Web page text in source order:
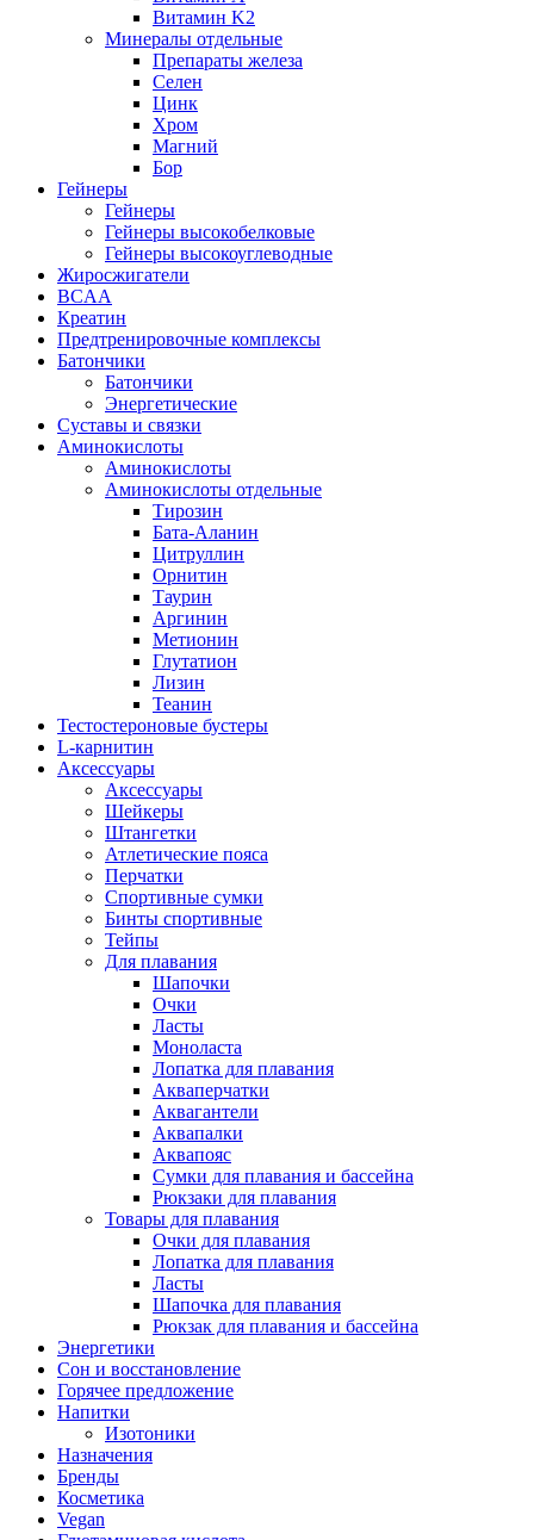
Витамин K2
Минералы отдельные
Препараты железа
Селен
Цинк
Хром
Магний
Бор
Гейнеры
Гейнеры
Гейнеры высокобелковые
Гейнеры высокоуглеводные
Жиросжигатели
BCAA
Креатин
Предтренировочные комплексы
Батончики
Батончики
Энергетические
Суставы и связки
Аминокислоты
Аминокислоты
Аминокислоты отдельные
Тирозин
Бата-Аланин
Цитруллин
Орнитин
Таурин
Аргинин
Метионин
Глутатион
Лизин
Теанин
Тестостероновые бустеры
L-карнитин
Аксессуары
Аксессуары
Шейкеры
Штангетки
Атлетические пояса
Перчатки
Спортивные сумки
Бинты спортивные
Тейпы
Для плавания
Шапочки
Очки
Ласты
Моноласта
Лопатка для плавания
Акваперчатки
Аквагантели
Аквапалки
Аквапояс
Сумки для плавания и бассейна
Рюкзаки для плавания
Товары для плавания
Очки для плавания
Лопатка для плавания
Ласты
Шапочка для плавания
Рюкзак для плавания и бассейна
Энергетики
Сон и восстановление
Горячее предложение
Напитки
Изотоники
Назначения
Бренды
Косметика
Vegan